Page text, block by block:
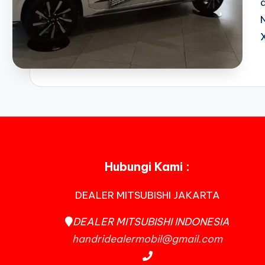
Hubungi Kami :
DEALER MITSUBISHI JAKARTA
DEALER MITSUBISHI INDONESIA
handridealermobil@gmail.com